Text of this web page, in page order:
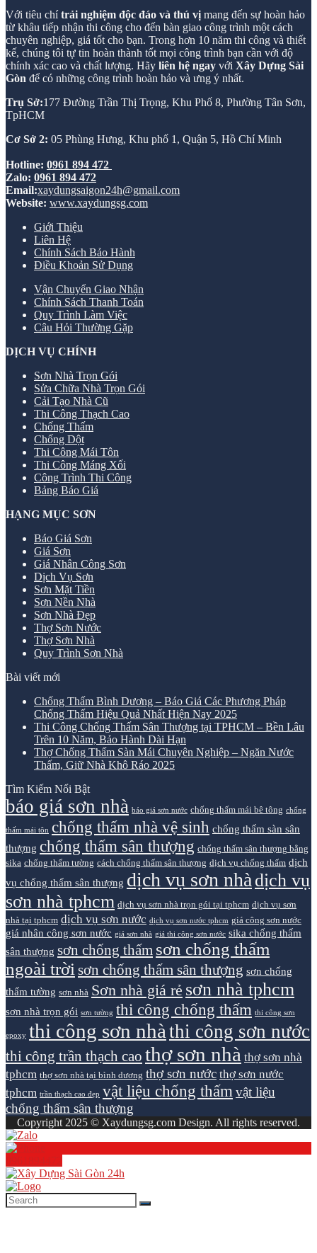
Với tiêu chítrải nghiệm độc đáo và thú vị mang đến sự hoàn hảo
từ khâu tiếp nhận thi công cho đến bàn giao công trình một cách
chuyên nghiệp, giá tốt cho bạn. Trong hơn 10 năm thi công và thiết
kế, chúng tôi tự tin hoàn thành tốt mọi công trình bạn cần với độ
chính xác cao và chất lượng. Hãy liên hệ ngay với Xây Dựng Sài
Gòn để có những công trình hoàn hảo và ưng ý nhất.
Trụ Sở:177 Đường Trần Thị Trọng, Khu Phố 8, Phường Tân Sơn,
TpHCM
Cơ Sở 2: 05 Phùng Hưng, Khu phố 1, Quận 5, Hồ Chí Minh
Hotline: 0961 894 472
Zalo: 0961 894 472
Email:xaydungsaigon24h@gmail.com
Website: www.xaydungsg.com
Giới Thiệu
Liên Hệ
Chính Sách Bảo Hành
Điều Khoản Sử Dụng
Vận Chuyển Giao Nhận
Chính Sách Thanh Toán
Quy Trình Làm Việc
Câu Hỏi Thường Gặp
DỊCH VỤ CHÍNH
Sơn Nhà Trọn Gói
Sửa Chữa Nhà Trọn Gói
Cải Tạo Nhà Cũ
Thi Công Thạch Cao
Chống Thấm
Chống Dột
Thi Công Mái Tôn
Thi Công Máng Xối
Công Trình Thi Công
Bảng Báo Giá
HẠNG MỤC SƠN
Báo Giá Sơn
Giá Sơn
Giá Nhân Công Sơn
Dịch Vụ Sơn
Sơn Mặt Tiền
Sơn Nền Nhà
Sơn Nhà Đẹp
Thợ Sơn Nước
Thợ Sơn Nhà
Quy Trình Sơn Nhà
Bài viết mới
Chống Thấm Bình Dương – Báo Giá Các Phương Pháp
Chống Thấm Hiệu Quả Nhất Hiện Nay 2025
Thi Công Chống Thấm Sân Thượng tại TPHCM – Bền Lâu
Trên 10 Năm, Bảo Hành Dài Hạn
Thợ Chống Thấm Sàn Mái Chuyên Nghiệp – Ngăn Nước
Thấm, Giữ Nhà Khô Ráo 2025
Tìm Kiếm Nổi Bật
báo giá sơn nhà báo giá sơn nước chống thấm mái bê tông chống
thấm mái tôn chống thấm nhà vệ sinh chống thấm sàn sân
thượng chống thấm sân thượng chống thấm sân thượng bằng
sika chống thấm tường cách chống thấm sân thượng dịch vụ chống thấm dịch
vụ chống thấm sân thượng dịch vụ sơn nhàdịch vụ
sơn nhà tphcm dịch vụ sơn nhà trọn gói tại tphcm dịch vụ sơn
nhà tại tphcm dịch vụ sơn nước dịch vụ sơn nước tphcm giá công sơn nước
giá nhân công sơn nước giá sơn nhà giá thi công sơn nước sika chống thấm
sân thượng sơn chống thấm sơn chống thấm
ngoài trời sơn chống thấm sân thượng sơn chống
thấm tường sơn nhà Sơn nhà giá rẻ sơn nhà tphcm
sơn nhà trọn gói sơn tường thi công chống thấm thi công sơn
epoxy thi công sơn nhà thi công sơn nước
thi công trần thạch cao thợ sơn nhà thợ sơn nhà
tphcm thợ sơn nhà tại bình dương thợ sơn nước thợ sơn nước
tphcm trần thạch cao đẹp vật liệu chống thấmvật liệu
chống thấm sân thượng
Copyright 2025 © Xaydungsg.com Design. All rights reserved.